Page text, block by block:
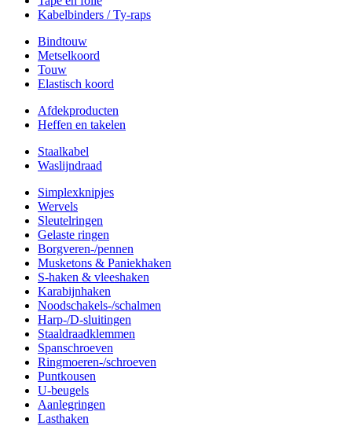
Kabelbinders / Ty-raps
Bindtouw
Metselkoord
Touw
Elastisch koord
Afdekproducten
Heffen en takelen
Staalkabel
Waslijndraad
Simplexknipjes
Wervels
Sleutelringen
Gelaste ringen
Borgveren-/pennen
Musketons & Paniekhaken
S-haken & vleeshaken
Karabijnhaken
Noodschakels-/schalmen
Harp-/D-sluitingen
Staaldraadklemmen
Spanschroeven
Ringmoeren-/schroeven
Puntkousen
U-beugels
Aanlegringen
Lasthaken